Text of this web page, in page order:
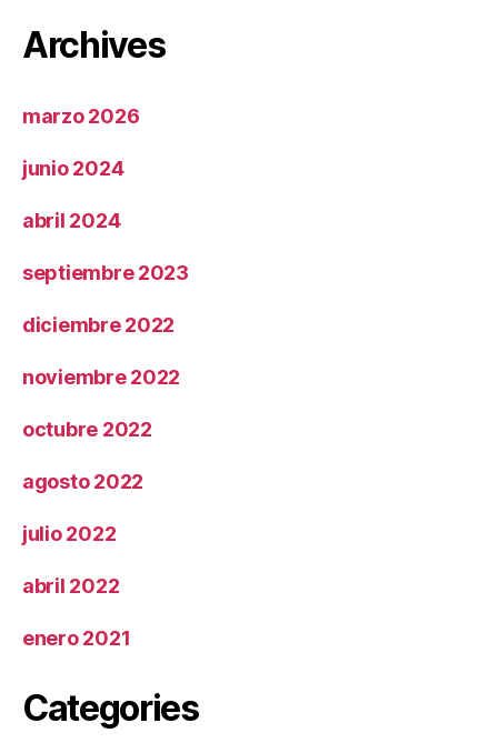
Archives
marzo 2026
junio 2024
abril 2024
septiembre 2023
diciembre 2022
noviembre 2022
octubre 2022
agosto 2022
julio 2022
abril 2022
enero 2021
Categories